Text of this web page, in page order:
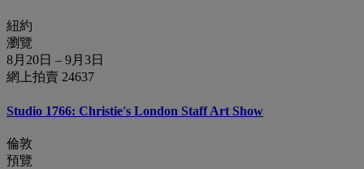
紐約
瀏覽
8月20日 – 9月3日
網上拍賣 24637
Studio 1766: Christie's London Staff Art Show
倫敦
預覽